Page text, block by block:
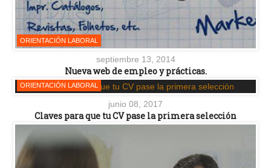
ORIENTACIÓN LABORAL
septiembre 13, 2014
Nueva web de empleo y prácticas.
ORIENTACIÓN LABORAL
junio 08, 2017
Claves para que tu CV pase la primera selección